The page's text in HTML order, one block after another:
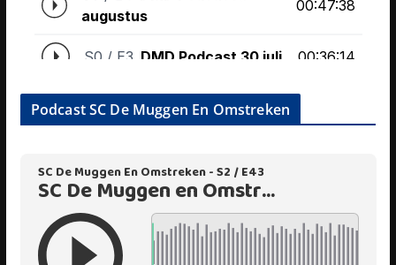
Podcast SC De Muggen En Omstreken